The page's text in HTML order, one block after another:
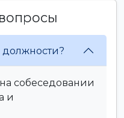
должности?
собеседовании
и